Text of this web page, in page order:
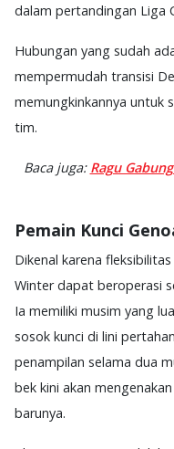
dalam pertandingan Liga
Hubungan yang sudah
mempermudah transisi
memungkinkannya untuk
tim.
Baca juga: Ragu
Pemain Kunci
Dikenal karena
Winter dapat beroperasi
Ia memiliki musim yang
sosok kunci di lini
penampilan selama dua
bek kini akan
barunya.